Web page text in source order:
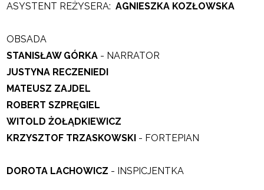
ASYSTENT REŻYSERA:AGNIESZKA KOZŁOWSKA
OBSADA
STANISŁAW GÓRKA - NARRATOR
JUSTYNA RECZENIEDI
MATEUSZ ZAJDEL
ROBERT SZPRĘGIEL
WITOLD ŻOŁĄDKIEWICZ
KRZYSZTOF TRZASKOWSKI - FORTEPIAN
DOROTA LACHOWICZ - INSPICJENTKA